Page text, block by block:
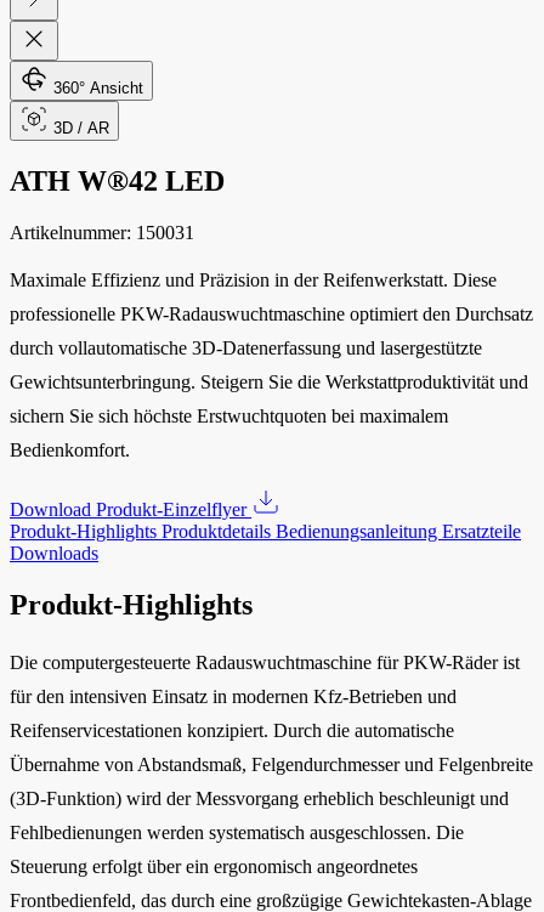
360° Ansicht
3D / AR
ATH W®42 LED
Artikelnummer: 150031
Maximale Effizienz und Präzision in der Reifenwerkstatt. Diese
professionelle PKW-Radauswuchtmaschine optimiert den Durchsatz
durch vollautomatische 3D-Datenerfassung und lasergestützte
Gewichtsunterbringung. Steigern Sie die Werkstattproduktivität und
sichern Sie sich höchste Erstwuchtquoten bei maximalem
Bedienkomfort.
Download Produkt-Einzelflyer
Produkt-Highlights Produktdetails Bedienungsanleitung Ersatzteile
Downloads
Produkt-Highlights
Die computergesteuerte Radauswuchtmaschine für PKW-Räder ist
für den intensiven Einsatz in modernen Kfz-Betrieben und
Reifenservicestationen konzipiert. Durch die automatische
Übernahme von Abstandsmaß, Felgendurchmesser und Felgenbreite
(3D-Funktion) wird der Messvorgang erheblich beschleunigt und
Fehlbedienungen werden systematisch ausgeschlossen. Die
Steuerung erfolgt über ein ergonomisch angeordnetes
Frontbedienfeld, das durch eine großzügige Gewichtekasten-Ablage